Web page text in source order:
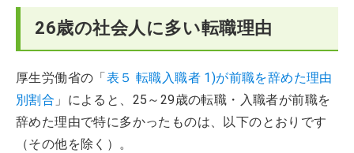
26歳の社会人に多い転職理由
厚生労働省の「 表５ 転職入職者 1)が前職を辞めた理由
別割合 」によると、25～29歳の転職・入職者が前職を
辞めた理由で特に多かったものは、以下のとおりです
（その他を除く）。